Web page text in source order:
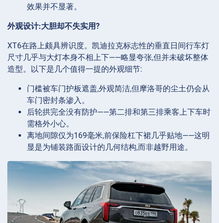
效果并不显著。
外观设计:大胆却不失实用?
XT6在路上颇具辨识度。凯迪拉克标志性的垂直日间行车灯
尺寸几乎与大灯本身不相上下——略显夸张,但并未破坏整体
造型。以下是几个值得一提的外观细节:
门槛被车门护板遮盖,外观简洁,但摩洛哥的尘土仍会从
车门密封条渗入。
后轮拱完全没有防护——第二排和第三排乘客上下车时
需格外小心。
离地间隙仅为169毫米,前保险杠下裙几乎贴地——这明
显是为铺装路面设计的几何结构,而非越野用途。